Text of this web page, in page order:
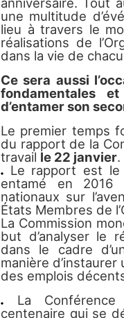
une multitude
lieu à travers le
réalisations de
dans la vie de
Ce sera aussi
fondamentales
d’entamer son
Le premier temps
du rapport de la
travail le 22 janvier.
Le rapport est le
entamé en 2016
nationaux sur
États Membres de
La Commission
but d’analyser le
dans le cadre
manière
des emplois
La
centenaire qui se